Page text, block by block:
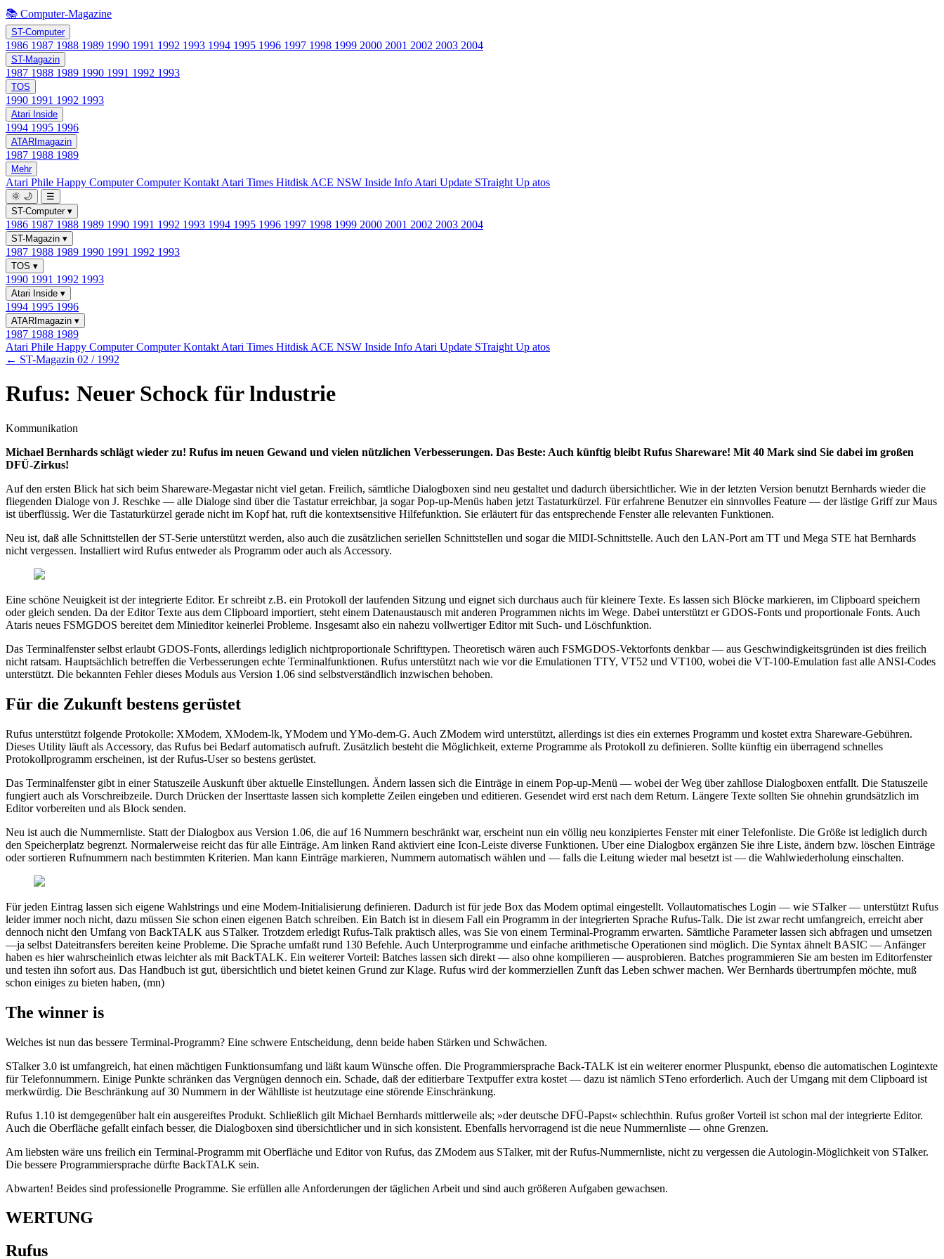
📚 Computer-Magazine
ST-Computer
1986 1987 1988 1989 1990 1991 1992 1993 1994 1995 1996 1997 1998 1999 2000 2001 2002 2003 2004
ST-Magazin
1987 1988 1989 1990 1991 1992 1993
TOS
1990 1991 1992 1993
Atari Inside
1994 1995 1996
ATARImagazin
1987 1988 1989
Mehr
Atari Phile Happy ComputerComputer Kontakt Atari Times Hitdisk ACE NSW Inside Info Atari Update STraight Up atos
🌞 🌙
☰
ST-Computer ▾
1986 1987 1988 1989 1990 1991 1992 1993 1994 1995 1996 1997 1998 1999 2000 2001 2002 2003 2004
ST-Magazin ▾
1987 1988 1989 1990 1991 1992 1993
TOS ▾
1990 1991 1992 1993
Atari Inside ▾
1994 1995 1996
ATARImagazin ▾
1987 1988 1989
Atari Phile Happy ComputerComputer Kontakt Atari Times Hitdisk ACE NSW Inside Info Atari Update STraight Up atos
← ST-Magazin 02 / 1992
Rufus: Neuer Schock für lndustrie
Kommunikation
Michael Bernhards schlägt wieder zu! Rufus im neuen Gewand und vielen nützlichen Verbesserungen. Das Beste: Auch künftig bleibt Rufus Shareware! Mit 40 Mark sind Sie dabei im großen
DFÜ-Zirkus!
Auf den ersten Blick hat sich beim Shareware-Megastar nicht viel getan. Freilich, sämtliche Dialogboxen sind neu gestaltet und dadurch übersichtlicher. Wie in der letzten Version benutzt Bernhards wieder die
fliegenden Dialoge von J. Reschke — alle Dialoge sind über die Tastatur erreichbar, ja sogar Pop-up-Menüs haben jetzt Tastaturkürzel. Für erfahrene Benutzer ein sinnvolles Feature — der lästige Griff zur Maus
ist überflüssig. Wer die Tastaturkürzel gerade nicht im Kopf hat, ruft die kontextsensitive Hilfefunktion. Sie erläutert für das entsprechende Fenster alle relevanten Funktionen.
Neu ist, daß alle Schnittstellen der ST-Serie unterstützt werden, also auch die zusätzlichen seriellen Schnittstellen und sogar die MIDI-Schnittstelle. Auch den LAN-Port am TT und Mega STE hat Bernhards
nicht vergessen. Installiert wird Rufus entweder als Programm oder auch als Accessory.
Eine schöne Neuigkeit ist der integrierte Editor. Er schreibt z.B. ein Protokoll der laufenden Sitzung und eignet sich durchaus auch für kleinere Texte. Es lassen sich Blöcke markieren, im Clipboard speichern
oder gleich senden. Da der Editor Texte aus dem Clipboard importiert, steht einem Datenaustausch mit anderen Programmen nichts im Wege. Dabei unterstützt er GDOS-Fonts und proportionale Fonts. Auch
Ataris neues FSMGDOS bereitet dem Minieditor keinerlei Probleme. Insgesamt also ein nahezu vollwertiger Editor mit Such- und Löschfunktion.
Das Terminalfenster selbst erlaubt GDOS-Fonts, allerdings lediglich nichtproportionale Schrifttypen. Theoretisch wären auch FSMGDOS-Vektorfonts denkbar — aus Geschwindigkeitsgründen ist dies freilich
nicht ratsam. Hauptsächlich betreffen die Verbesserungen echte Terminalfunktionen. Rufus unterstützt nach wie vor die Emulationen TTY, VT52 und VT100, wobei die VT-100-Emulation fast alle ANSI-Codes
unterstützt. Die bekannten Fehler dieses Moduls aus Version 1.06 sind selbstverständlich inzwischen behoben.
Für die Zukunft bestens gerüstet
Rufus unterstützt folgende Protokolle: XModem, XModem-lk, YModem und YMo-dem-G. Auch ZModem wird unterstützt, allerdings ist dies ein externes Programm und kostet extra Shareware-Gebühren.
Dieses Utility läuft als Accessory, das Rufus bei Bedarf automatisch aufruft. Zusätzlich besteht die Möglichkeit, externe Programme als Protokoll zu definieren. Sollte künftig ein überragend schnelles
Protokollprogramm erscheinen, ist der Rufus-User so bestens gerüstet.
Das Terminalfenster gibt in einer Statuszeile Auskunft über aktuelle Einstellungen. Ändern lassen sich die Einträge in einem Pop-up-Menü — wobei der Weg über zahllose Dialogboxen entfallt. Die Statuszeile
fungiert auch als Vorschreibzeile. Durch Drücken der Inserttaste lassen sich komplette Zeilen eingeben und editieren. Gesendet wird erst nach dem Return. Längere Texte sollten Sie ohnehin grundsätzlich im
Editor vorbereiten und als Block senden.
Neu ist auch die Nummernliste. Statt der Dialogbox aus Version 1.06, die auf 16 Nummern beschränkt war, erscheint nun ein völlig neu konzipiertes Fenster mit einer Telefonliste. Die Größe ist lediglich durch
den Speicherplatz begrenzt. Normalerweise reicht das für alle Einträge. Am linken Rand aktiviert eine Icon-Leiste diverse Funktionen. Uber eine Dialogbox ergänzen Sie ihre Liste, ändern bzw. löschen Einträge
oder sortieren Rufnummern nach bestimmten Kriterien. Man kann Einträge markieren, Nummern automatisch wählen und — falls die Leitung wieder mal besetzt ist — die Wahlwiederholung einschalten.
Für jeden Eintrag lassen sich eigene Wahlstrings und eine Modem-Initialisierung definieren. Dadurch ist für jede Box das Modem optimal eingestellt. Vollautomatisches Login — wie STalker — unterstützt Rufus
leider immer noch nicht, dazu müssen Sie schon einen eigenen Batch schreiben. Ein Batch ist in diesem Fall ein Programm in der integrierten Sprache Rufus-Talk. Die ist zwar recht umfangreich, erreicht aber
dennoch nicht den Umfang von BackTALK aus STalker. Trotzdem erledigt Rufus-Talk praktisch alles, was Sie von einem Terminal-Programm erwarten. Sämtliche Parameter lassen sich abfragen und umsetzen
—ja selbst Dateitransfers bereiten keine Probleme. Die Sprache umfaßt rund 130 Befehle. Auch Unterprogramme und einfache arithmetische Operationen sind möglich. Die Syntax ähnelt BASIC — Anfänger
haben es hier wahrscheinlich etwas leichter als mit BackTALK. Ein weiterer Vorteil: Batches lassen sich direkt — also ohne kompilieren — ausprobieren. Batches programmieren Sie am besten im Editorfenster
und testen ihn sofort aus. Das Handbuch ist gut, übersichtlich und bietet keinen Grund zur Klage. Rufus wird der kommerziellen Zunft das Leben schwer machen. Wer Bernhards übertrumpfen möchte, muß
schon einiges zu bieten haben, (mn)
The winner is
Welches ist nun das bessere Terminal-Programm? Eine schwere Entscheidung, denn beide haben Stärken und Schwächen.
STalker 3.0 ist umfangreich, hat einen mächtigen Funktionsumfang und läßt kaum Wünsche offen. Die Programmiersprache Back-TALK ist ein weiterer enormer Pluspunkt, ebenso die automatischen Logintexte
für Telefonnummern. Einige Punkte schränken das Vergnügen dennoch ein. Schade, daß der editierbare Textpuffer extra kostet — dazu ist nämlich STeno erforderlich. Auch der Umgang mit dem Clipboard ist
merkwürdig. Die Beschränkung auf 30 Nummern in der Wählliste ist heutzutage eine störende Einschränkung.
Rufus 1.10 ist demgegenüber halt ein ausgereiftes Produkt. Schließlich gilt Michael Bernhards mittlerweile als; »der deutsche DFÜ-Papst« schlechthin. Rufus großer Vorteil ist schon mal der integrierte Editor.
Auch die Oberfläche gefallt einfach besser, die Dialogboxen sind übersichtlicher und in sich konsistent. Ebenfalls hervorragend ist die neue Nummernliste — ohne Grenzen.
Am liebsten wäre uns freilich ein Terminal-Programm mit Oberfläche und Editor von Rufus, das ZModem aus STalker, mit der Rufus-Nummernliste, nicht zu vergessen die Autologin-Möglichkeit von STalker.
Die bessere Programmiersprache dürfte BackTALK sein.
Abwarten! Beides sind professionelle Programme. Sie erfüllen alle Anforderungen der täglichen Arbeit und sind auch größeren Aufgaben gewachsen.
WERTUNG
Rufus